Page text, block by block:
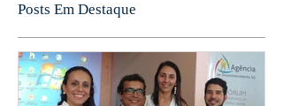
Posts Em Destaque